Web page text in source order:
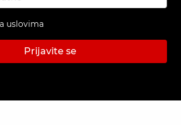
uslovima
Prijavite se